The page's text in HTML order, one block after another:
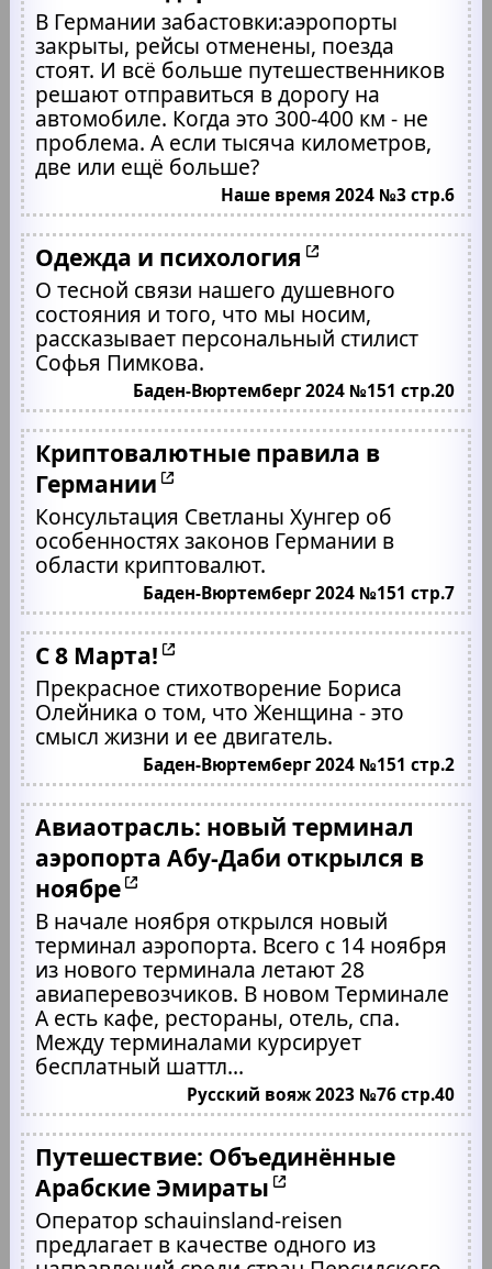
В Германии забастовки:аэропорты
закрыты, рейсы отменены, поезда
стоят. И всё больше путешественников
решают отправиться в дорогу на
автомобиле. Когда это 300-400 км - не
проблема. А если тысяча километров,
две или ещё больше?
Наше время 2024 №3 стр.6
Одежда и психология
О тесной связи нашего душевного
состояния и того, что мы носим,
рассказывает персональный стилист
Софья Пимкова.
Баден-Вюртемберг 2024 №151 стр.20
Криптовалютные правила в
Германии
Консультация Светланы Хунгер об
особенностях законов Германии в
области криптовалют.
Баден-Вюртемберг 2024 №151 стр.7
С 8 Марта!
Прекрасное стихотворение Бориса
Олейника о том, что Женщина - это
смысл жизни и ее двигатель.
Баден-Вюртемберг 2024 №151 стр.2
Авиаотрасль: новый терминал
аэропорта Абу-Даби открылся в
ноябре
В начале ноября открылся новый
терминал аэропорта. Всего с 14 ноября
из нового терминала летают 28
авиаперевозчиков. В новом Терминале
А есть кафе, рестораны, отель, спа.
Между терминалами курсирует
бесплатный шаттл...
Русский вояж 2023 №76 стр.40
Путешествие: Объединённые
Арабские Эмираты
Оператор schauinsland-reisen
предлагает в качестве одного из